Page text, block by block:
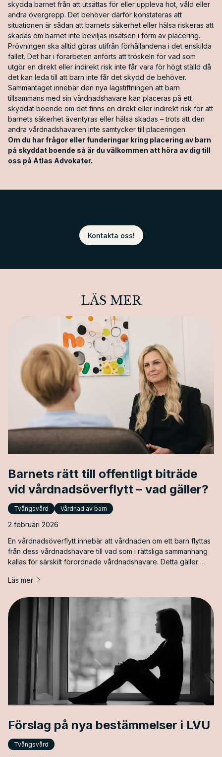
skydda barnet från att utsättas för eller uppleva hot, våld eller
andra övergrepp. Det behöver därför konstateras att
situationen är sådan att barnets säkerhet eller hälsa riskeras att
skadas om barnet inte beviljas insatsen i form av placering.
Prövningen ska alltid göras utifrån förhållandena i det enskilda
fallet. Det har i förarbeten anförts att tröskeln för vad som
utgör en direkt eller indirekt risk inte får vara för högt ställd då
det kan leda till att barn inte får det skydd de behöver.
Sammantaget innebär den nya lagstiftningen att barn
tillsammans med sin vårdnadshavare kan placeras på ett
skyddat boende om det finns en direkt eller indirekt risk för att
barnets säkerhet äventyras eller hälsa skadas – trots att den
andra vårdnadshavaren inte samtycker till placeringen.
Om du har frågor eller funderingar kring placering av barn
på skyddat boende så är du välkommen att höra av dig till
oss på Atlas Advokater.
Kontakta oss!
LÄS MER
Barnets rätt till offentligt biträde
vid vårdnadsöverflytt – vad gäller?
Tvångsvård Vårdnad av barn
2 februari 2026
En vårdnadsöverflytt innebär att vårdnaden om ett barn flyttas
från dess vårdnadshavare till vad som i rättsliga sammanhang
kallas för särskilt förordnade vårdnadshavare. Detta gäller
särskilda bestämmelser om vård av unga (LVU). När ett barn
eller LVU, under två år från det att placeringen verkställdes
ska socialnämnden särskilt överväga om det finns skäl att
ansöka om överflyttning av vårdnaden.
Läs mer
Förslag på nya bestämmelser i LVU
Tvångsvård